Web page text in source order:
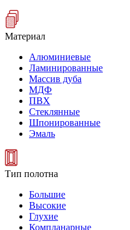
Материал
Алюминиевые
Ламинированные
Массив дуба
МДФ
ПВХ
Стеклянные
Шпонированные
Эмаль
Тип полотна
Большие
Высокие
Глухие
Компланарные